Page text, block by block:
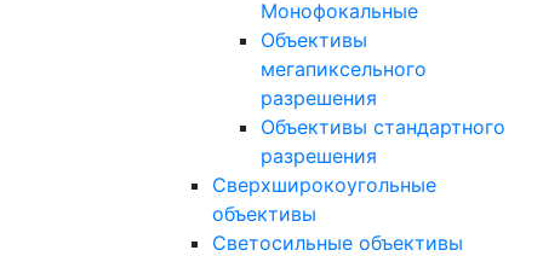
Монофокальные
Объективы
мегапиксельного
разрешения
Объективы стандартного
разрешения
Сверхширокоугольные
объективы
Светосильные объективы